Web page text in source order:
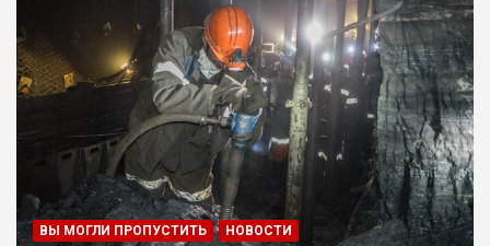
ВЫ МОГЛИ ПРОПУСТИТЬ НОВОСТИ